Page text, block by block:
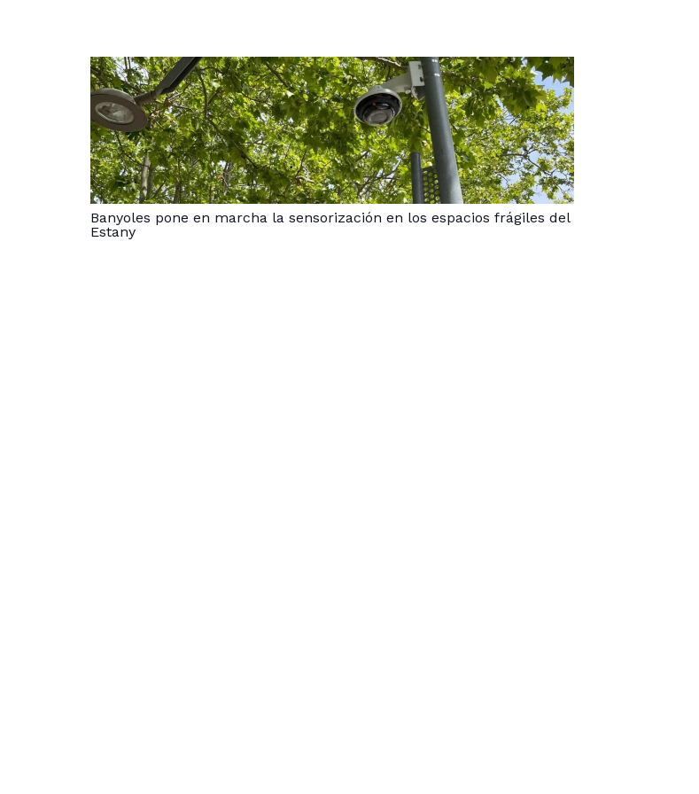
Banyoles pone en marcha la sensorización en los espacios frágiles del
Estany